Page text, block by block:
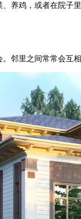
鸡，或者在院子
里之间常常会互